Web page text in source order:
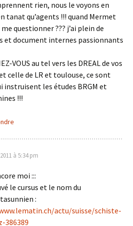
rien, nous le voyons en
tanat qu’agents !!! quand Mermet
questionner ??? j’ai plein de
et document internes passionnants
VOUS au tel vers les DREAL de vos
celle de LR et toulouse, ce sont
instruisent les études BRGM et
!!!
à 5:34 pm
moi :::
le cursus et le nom du
:
actu/suisse/schiste-
386389